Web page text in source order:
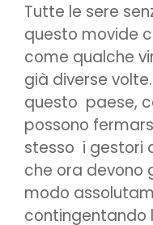
Tutte le sere
questo movide
come qualche
già diverse
questo paese,
possono
stesso i gestori
che ora devono
modo
contingentando